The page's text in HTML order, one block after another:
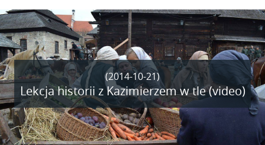
żyć razem” – twierdzą jubilaci.
(2014-10-21)
Lekcja historii z Kazimierzem w tle (video)